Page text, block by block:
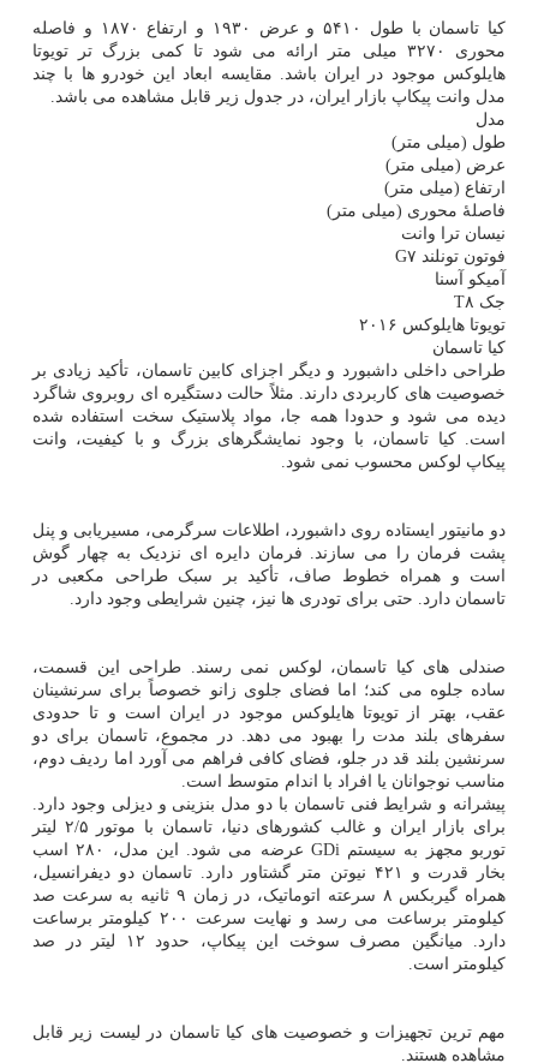
کیا تاسمان با طول ۵۴۱۰ و عرض ۱۹۳۰ و ارتفاع ۱۸۷۰ و فاصله
محوری ۳۲۷۰ میلی متر ارائه می شود تا کمی بزرگ تر تویوتا
هایلوکس موجود در ایران باشد. مقایسه ابعاد این خودرو ها با چند
مدل وانت پیکاپ بازار ایران، در جدول زیر قابل مشاهده می باشد.
مدل
طول (میلی متر)
عرض (میلی متر)
ارتفاع (میلی متر)
فاصلهٔ محوری (میلی متر)
نیسان ترا وانت
فوتون تونلند G۷
آمیکو آسنا
جک T۸
تویوتا هایلوکس ۲۰۱۶
کیا تاسمان
طراحی داخلی داشبورد و دیگر اجزای کابین تاسمان، تأکید زیادی بر
خصوصیت های کاربردی دارند. مثلاً حالت دستگیره ای روبروی شاگرد
دیده می شود و حدودا همه جا، مواد پلاستیک سخت استفاده شده
است. کیا تاسمان، با وجود نمایشگرهای بزرگ و با کیفیت، وانت
پیکاپ لوکس محسوب نمی شود.
دو مانیتور ایستاده روی داشبورد، اطلاعات سرگرمی، مسیریابی و پنل
پشت فرمان را می سازند. فرمان دایره ای نزدیک به چهار گوش
است و همراه خطوط صاف، تأکید بر سبک طراحی مکعبی در
تاسمان دارد. حتی برای تودری ها نیز، چنین شرایطی وجود دارد.
صندلی های کیا تاسمان، لوکس نمی رسند. طراحی این قسمت،
ساده جلوه می کند؛ اما فضای جلوی زانو خصوصاً برای سرنشینان
عقب، بهتر از تویوتا هایلوکس موجود در ایران است و تا حدودی
سفرهای بلند مدت را بهبود می دهد. در مجموع، تاسمان برای دو
سرنشین بلند قد در جلو، فضای کافی فراهم می آورد اما ردیف دوم،
مناسب نوجوانان یا افراد با اندام متوسط است.
پیشرانه و شرایط فنی تاسمان با دو مدل بنزینی و دیزلی وجود دارد.
برای بازار ایران و غالب کشورهای دنیا، تاسمان با موتور ۲/۵ لیتر
توربو مجهز به سیستم GDi عرضه می شود. این مدل، ۲۸۰ اسب
بخار قدرت و ۴۲۱ نیوتن متر گشتاور دارد. تاسمان دو دیفرانسیل،
همراه گیربکس ۸ سرعته اتوماتیک، در زمان ۹ ثانیه به سرعت صد
کیلومتر برساعت می رسد و نهایت سرعت ۲۰۰ کیلومتر برساعت
دارد. میانگین مصرف سوخت این پیکاپ، حدود ۱۲ لیتر در صد
کیلومتر است.
مهم ترین تجهیزات و خصوصیت های کیا تاسمان در لیست زیر قابل
مشاهده هستند.